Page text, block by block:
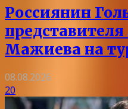
Россиянин
Мажиева на
08.08.2026
20